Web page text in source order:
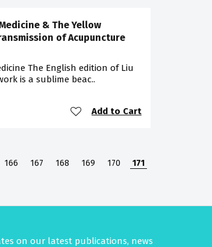
& The Yellow
of Acupuncture
The English edition of Liu
is a sublime beac..
Add to Cart
166 167 168 169 170 171
on our latest publications, news